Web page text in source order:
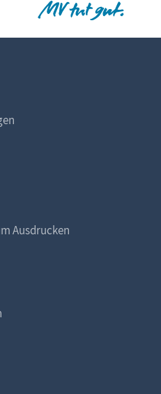
Ausdrucken